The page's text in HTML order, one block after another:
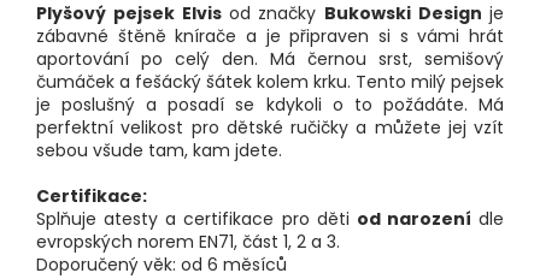
Plyšový pejsek Elvis od značky Bukowski Design je
zábavné štěně knírače a je připraven si s vámi hrát
aportování po celý den. Má černou srst, semišový
čumáček a fešácký šátek kolem krku. Tento milý pejsek
je poslušný a posadí se kdykoli o to požádáte. Má
perfektní velikost pro dětské ručičky a můžete jej vzít
sebou všude tam, kam jdete.
Certifikace:
Splňuje atesty a certifikace pro děti od narození dle
evropských norem EN71, část 1, 2 a 3.
Doporučený věk: od 6 měsíců